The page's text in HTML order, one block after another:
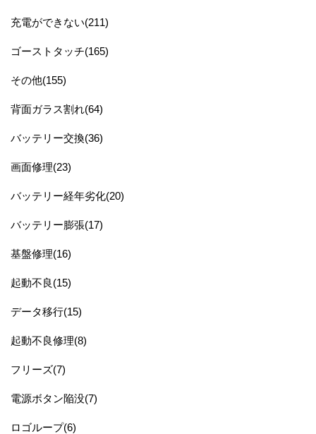
充電ができない(211)
ゴーストタッチ(165)
その他(155)
背面ガラス割れ(64)
バッテリー交換(36)
画面修理(23)
バッテリー経年劣化(20)
バッテリー膨張(17)
基盤修理(16)
起動不良(15)
データ移行(15)
起動不良修理(8)
フリーズ(7)
電源ボタン陥没(7)
ロゴループ(6)